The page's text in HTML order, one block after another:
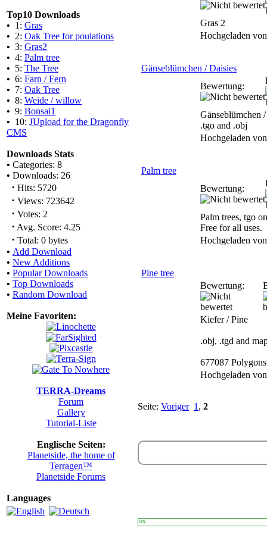
Top10 Downloads
• 1: Gras
• 2: Oak Tree for poulations
• 3: Gras2
• 4: Palm tree
• 5: The Tree
• 6: Farn / Fern
• 7: Oak Tree
• 8: Weide / willow
• 9: Bonsai1
• 10: JUpload for the Dragonfly
CMS
Downloads Stats
• Categories: 8
• Downloads: 26
· Hits: 5720
· Views: 723642
· Votes: 2
· Avg. Score: 4.25
· Total: 0 bytes
• Add Download
• New Additions
• Popular Downloads
• Top Downloads
• Random Download
Meine Favoriten:
TERRA-Dreams
Forum
Gallery
Tutorial-Liste
Englische Seiten:
Planetside, the home of
Terragen™
Planetside Forums
Languages
Gras 2
Hochgeladen
Gänseblümchen / Daisies
Bewertung:
Gänseblümchen
.tgo and .obj
Hochgeladen
Palm tree
Bewertung:
Palm trees, tgo
Free for all uses.
Hochgeladen
Pine tree
Bewertung:
Kiefer / Pine
.obj, .tgd and
677087 Polygons
Hochgeladen
Seite: Voriger 1 , 2
0%